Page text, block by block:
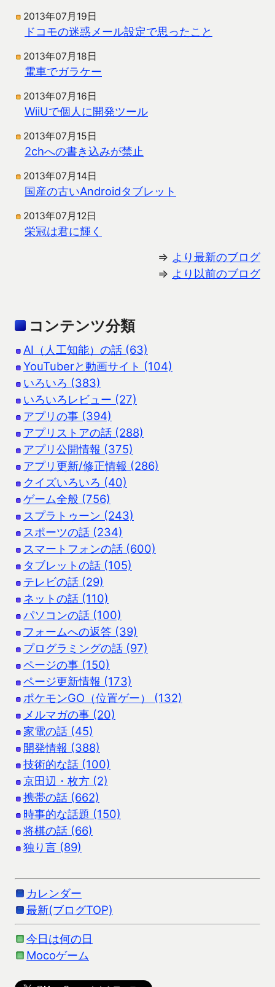
2013年07月19日
ドコモの迷惑メール設定で思ったこと
2013年07月18日
電車でガラケー
2013年07月16日
WiiUで個人に開発ツール
2013年07月15日
2chへの書き込みが禁止
2013年07月14日
国産の古いAndroidタブレット
2013年07月12日
栄冠は君に輝く
⇒ より最新のブログ
⇒ より以前のブログ
コンテンツ分類
AI（人工知能）の話 (63)
YouTuberと動画サイト (104)
いろいろ (383)
いろいろレビュー (27)
アプリの事 (394)
アプリストアの話 (288)
アプリ公開情報 (375)
アプリ更新/修正情報 (286)
クイズいろいろ (40)
ゲーム全般 (756)
スプラトゥーン (243)
スポーツの話 (234)
スマートフォンの話 (600)
タブレットの話 (105)
テレビの話 (29)
ネットの話 (110)
パソコンの話 (100)
フォームへの返答 (39)
プログラミングの話 (97)
ページの事 (150)
ページ更新情報 (173)
ポケモンGO（位置ゲー） (132)
メルマガの事 (20)
家電の話 (45)
開発情報 (388)
技術的な話 (100)
京田辺・枚方 (2)
携帯の話 (662)
時事的な話題 (150)
将棋の話 (66)
独り言 (89)
カレンダー
最新(ブログTOP)
今日は何の日
Mocoゲーム